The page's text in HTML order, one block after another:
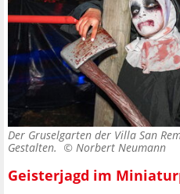
Der Gruselgarten der Villa San
Gestalten. © Norbert Neumann
Geisterjagd im